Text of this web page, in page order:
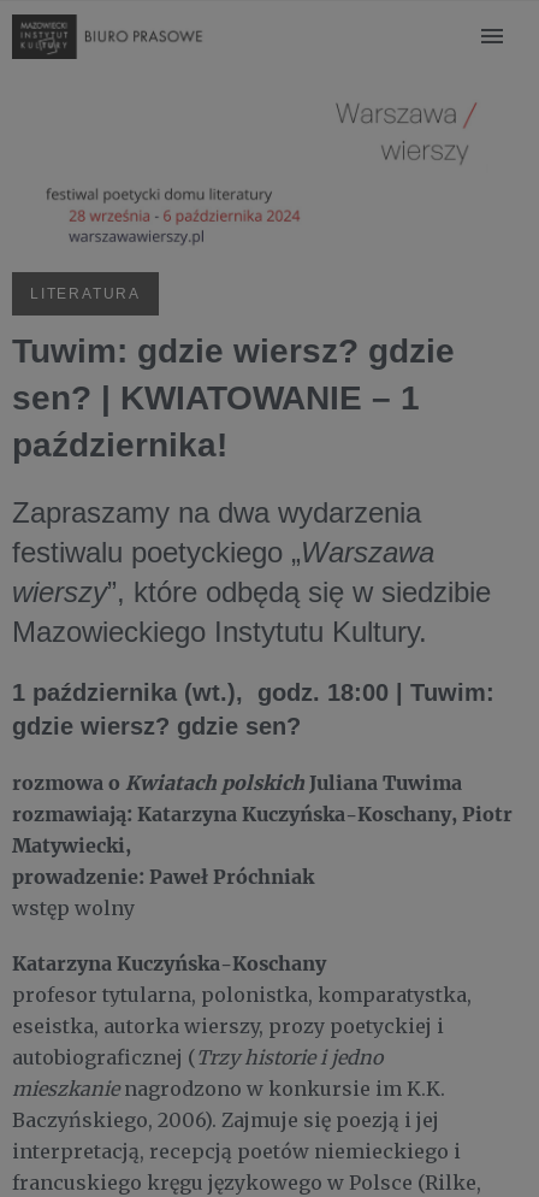
LITERATURA
Tuwim: gdzie wiersz? gdzie
sen? | KWIATOWANIE – 1
października!
Zapraszamy na dwa wydarzenia
festiwalu poetyckiego „Warszawa
wierszy”, które odbędą się w siedzibie
Mazowieckiego Instytutu Kultury.
1 października (wt.), godz. 18:00 | Tuwim:
gdzie wiersz? gdzie sen?
rozmowa o Kwiatach polskichJuliana Tuwima
rozmawiają: Katarzyna Kuczyńska-Koschany, Piotr
Matywiecki,
prowadzenie: Paweł Próchniak
wstęp wolny
Katarzyna Kuczyńska-Koschany
profesor tytularna, polonistka, komparatystka,
eseistka, autorka wierszy, prozy poetyckiej i
autobiograficznej (Trzy historie i jedno
mieszkanienagrodzono w konkursie im K.K.
Baczyńskiego, 2006). Zajmuje się poezją i jej
interpretacją, recepcją poetów niemieckiego i
francuskiego kręgu językowego w Polsce (Rilke,